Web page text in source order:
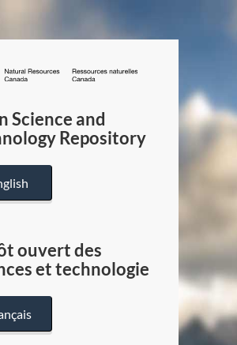
/
Canada
Science and
Repository
ouvert des
et technologie